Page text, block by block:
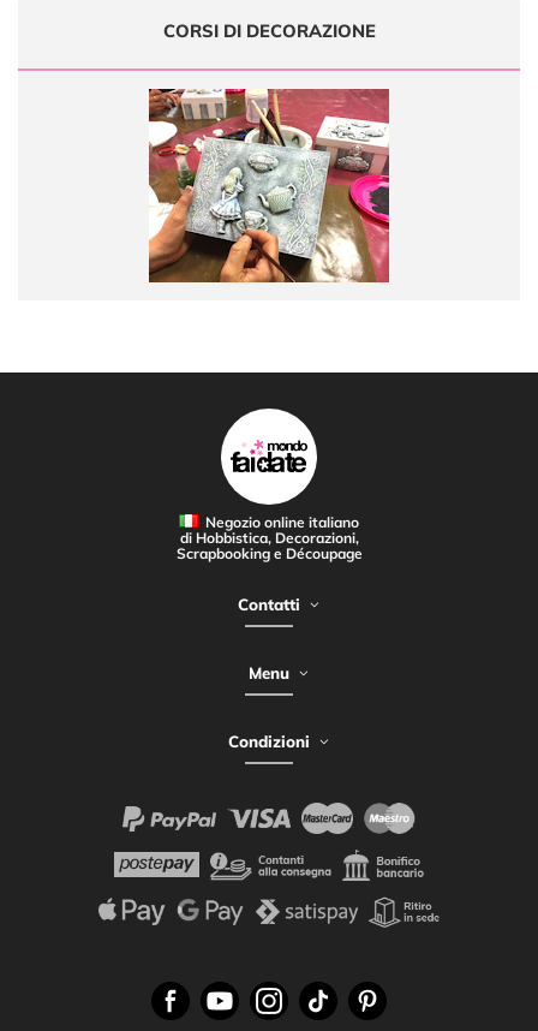
CORSI DI DECORAZIONE
Negozio online italiano
di Hobbistica, Decorazioni,
Scrapbooking e Découpage
Contatti
Menu
Condizioni